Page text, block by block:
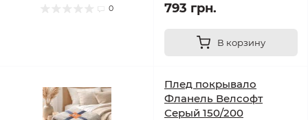
0 793 грн.
В корзину
Плед покрывало
Фланель Велсофт
Серый 150/200